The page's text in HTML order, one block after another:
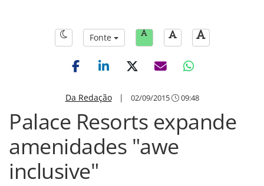
Fonte
Da Redação| 02/09/2015 09:48
Palace Resorts expande
amenidades "awe
inclusive"